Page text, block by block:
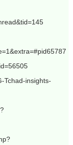
Tchad-insights-